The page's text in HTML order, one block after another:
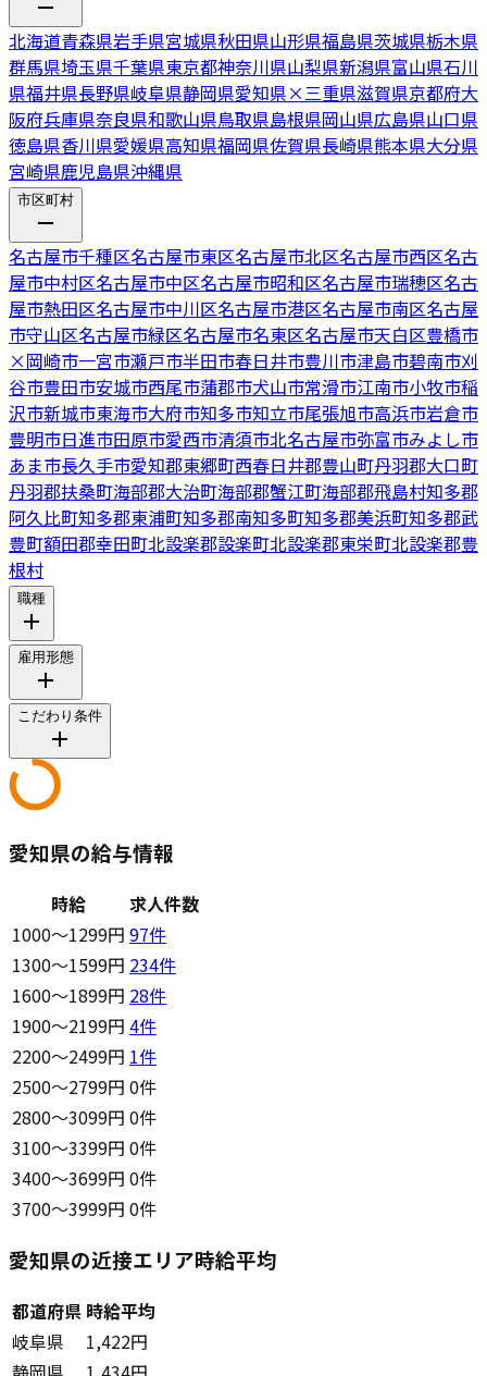
北海道青森県岩手県宮城県秋田県山形県福島県茨城県栃木県
群馬県埼玉県千葉県東京都神奈川県山梨県新潟県富山県石川
県福井県長野県岐阜県静岡県愛知県×三重県滋賀県京都府大
阪府兵庫県奈良県和歌山県鳥取県島根県岡山県広島県山口県
徳島県香川県愛媛県高知県福岡県佐賀県長崎県熊本県大分県
宮崎県鹿児島県沖縄県
市区町村
名古屋市千種区名古屋市東区名古屋市北区名古屋市西区名古
屋市中村区名古屋市中区名古屋市昭和区名古屋市瑞穂区名古
屋市熱田区名古屋市中川区名古屋市港区名古屋市南区名古屋
市守山区名古屋市緑区名古屋市名東区名古屋市天白区豊橋市
×岡崎市一宮市瀬戸市半田市春日井市豊川市津島市碧南市刈
谷市豊田市安城市西尾市蒲郡市犬山市常滑市江南市小牧市稲
沢市新城市東海市大府市知多市知立市尾張旭市高浜市岩倉市
豊明市日進市田原市愛西市清須市北名古屋市弥富市みよし市
あま市長久手市愛知郡東郷町西春日井郡豊山町丹羽郡大口町
丹羽郡扶桑町海部郡大治町海部郡蟹江町海部郡飛島村知多郡
阿久比町知多郡東浦町知多郡南知多町知多郡美浜町知多郡武
豊町額田郡幸田町北設楽郡設楽町北設楽郡東栄町北設楽郡豊
根村
職種
雇用形態
こだわり条件
愛知県の給与情報
時給
求人件数
1000〜1299円 97件
1300〜1599円 234件
1600〜1899円 28件
1900〜2199円 4件
2200〜2499円 1件
2500〜2799円 0件
2800〜3099円 0件
3100〜3399円 0件
3400〜3699円 0件
3700〜3999円 0件
愛知県の近接エリア時給平均
都道府県 時給平均
岐阜県
1,422円